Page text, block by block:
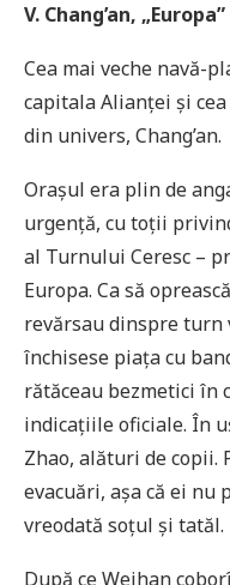
V. Chang’an, „Europa”
Cea mai veche navă-
capitala Alianței și
din univers, Chang’an.
Orașul era plin de
urgență, cu toții
al Turnului Ceresc –
Europa. Ca să
revărsau dinspre
închisese piața cu
rătăceau bezmetici în
indicațiile oficiale. În
Zhao, alături de
evacuări, așa că ei nu
vreodată soțul și tatăl.
După ce Weihan